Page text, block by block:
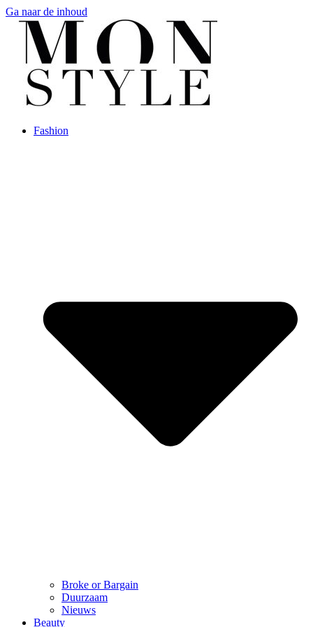
Ga naar de inhoud
Fashion
Broke or Bargain
Duurzaam
Nieuws
Beauty